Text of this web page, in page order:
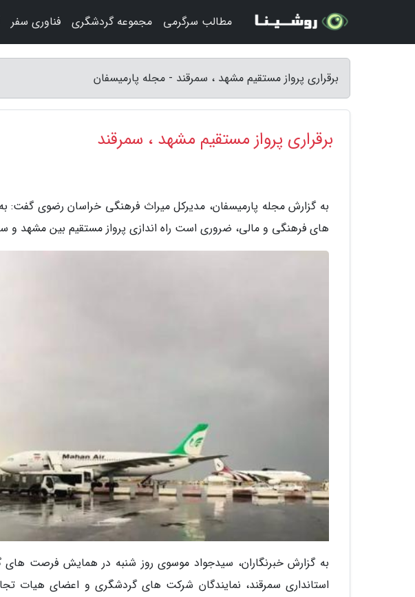
برقراری پرواز مستقیم مشهد ، سمرقند - مجله پارمیسفان
برقراری پرواز مستقیم مشهد ، سمرقند
به گزارش مجله پارمیسفان، مدیرکل میراث فرهنگی خراسان رضوی گفت:
های فرهنگی و مالی، ضروری است راه اندازی پرواز مستقیم بین مشهد و
به گزارش خبرنگاران، سیدجواد موسوی روز شنبه در همایش فرصت های
استانداری سمرقند، نمایندگان شرکت های گردشگری و اعضای هیات
مطالب سرگرمی مجموعه گردشگری فناوری سفر